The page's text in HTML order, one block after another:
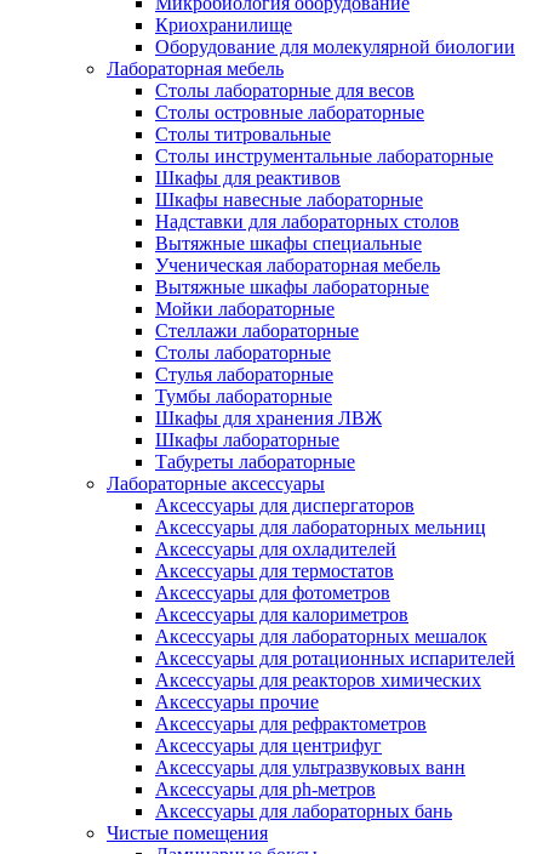
Криохранилище
Оборудование для молекулярной биологии
Лабораторная мебель
Столы лабораторные для весов
Столы островные лабораторные
Столы титровальные
Столы инструментальные лабораторные
Шкафы для реактивов
Шкафы навесные лабораторные
Надставки для лабораторных столов
Вытяжные шкафы специальные
Ученическая лабораторная мебель
Вытяжные шкафы лабораторные
Мойки лабораторные
Стеллажи лабораторные
Столы лабораторные
Стулья лабораторные
Тумбы лабораторные
Шкафы для хранения ЛВЖ
Шкафы лабораторные
Табуреты лабораторные
Лабораторные аксессуары
Аксессуары для диспергаторов
Аксессуары для лабораторных мельниц
Аксессуары для охладителей
Аксессуары для термостатов
Аксессуары для фотометров
Аксессуары для калориметров
Аксессуары для лабораторных мешалок
Аксессуары для ротационных испарителей
Аксессуары для реакторов химических
Аксессуары прочие
Аксессуары для рефрактометров
Аксессуары для центрифуг
Аксессуары для ультразвуковых ванн
Аксессуары для ph-метров
Аксессуары для лабораторных бань
Чистые помещения